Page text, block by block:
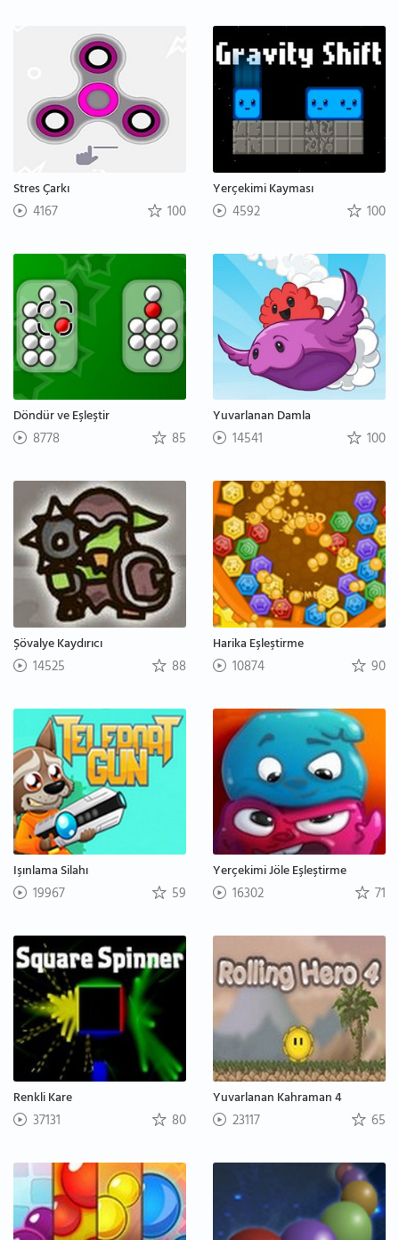
Stres Çarkı
4167 100
Yerçekimi Kayması
4592 100
Döndür ve Eşleştir
8778 85
Yuvarlanan Damla
14541 100
Şövalye Kaydırıcı
14525 88
Harika Eşleştirme
10874 90
Işınlama Silahı
19967 59
Yerçekimi Jöle Eşleştirme
16302 71
Renkli Kare
37131 80
Yuvarlanan Kahraman 4
23117 65